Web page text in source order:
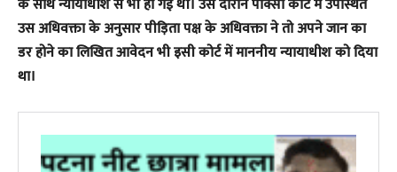
उस अधिवक्ता के अनुसार पीड़िता पक्ष के अधिवक्ता ने तो अपने जान का
डर होने का लिखित आवेदन भी इसी कोर्ट में माननीय न्यायाधीश को दिया
था।